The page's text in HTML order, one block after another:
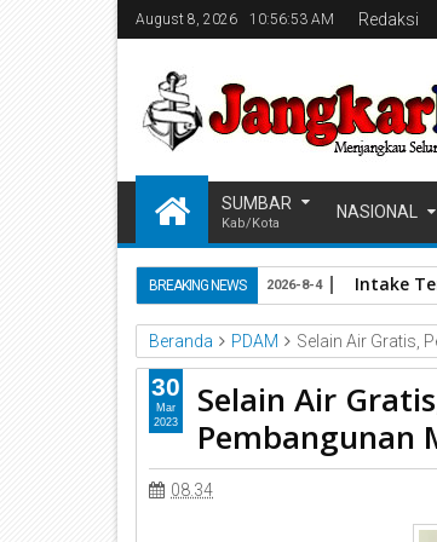
August 8, 2026 10:56:54 AM Redaksi
SUMBAR
Kab/Kota
NASIONAL
BREAKING NEWS Intake
2026-8-4
Beranda PDAM Selain Air Gratis,
Selain Air
Pembangunan
08.34
30
Mar
2023